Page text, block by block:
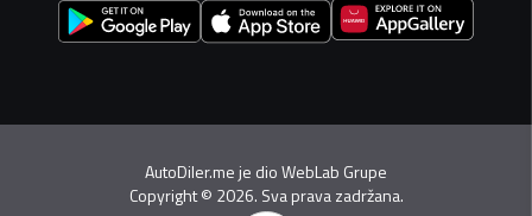
AutoDiler.me je dioWebLab Grupe
Copyright© 2026. Sva prava zadržana.